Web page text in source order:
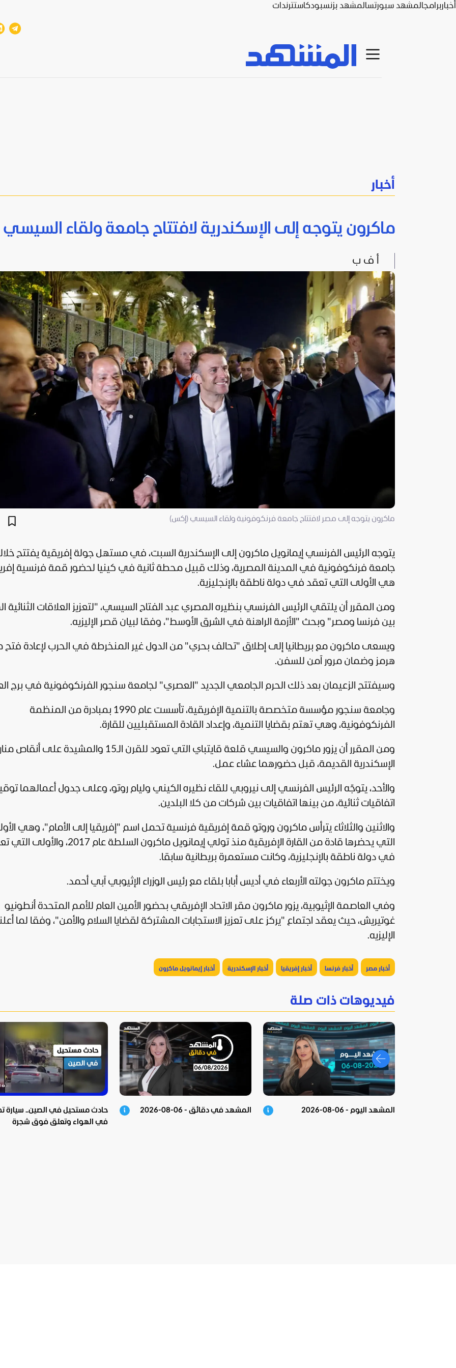
أخباربرامجالمشهد سبورتسالمشهد بزنسبودكاستترندات
أخبار
ماكرون يتوجه إلى الإسكندرية لافتتاح جامعة ولقاء السيسي
أ ف ب
ماكرون يتوجه إلى مصر لافتتاح جامعة فرنكوفونية ولقاء السيسي (إكس)
يتوجه الرئيس الفرنسي إيمانويل ماكرون إلى الإسكندرية السبت، في مستهل جولة إفريقية يفتتح
جامعة فرنكوفونية في المدينة المصرية، وذلك قبيل محطة ثانية في كينيا لحضور قمة فرنسية
هي الأولى التي تعقد في دولة ناطقة بالإنجليزية.
ومن المقرر أن يلتقي الرئيس الفرنسي بنظيره المصري عبد الفتاح السيسي، "لتعزيز العلاقات الثنائية
بين فرنسا ومصر" وبحث "الأزمة الراهنة في الشرق الأوسط"، وفقا لبيان قصر الإليزيه.
ويسعى ماكرون مع بريطانيا إلى إطلاق "تحالف بحري" من الدول غير المنخرطة في الحرب لإعادة
هرمز وضمان مرور آمن للسفن.
وسيفتتح الزعيمان بعد ذلك الحرم الجامعي الجديد "العصري" لجامعة سنجور الفرنكوفونية في برج
وجامعة سنجور مؤسسة متخصصة بالتنمية الإفريقية، تأسست عام 1990 بمبادرة من المنظمة
الفرنكوفونية، وهي تهتم بقضايا التنمية، وإعداد القادة المستقبليين للقارة.
ومن المقرر أن يزور ماكرون والسيسي قلعة قايتباي التي تعود للقرن الـ15 والمشيدة على
الإسكندرية القديمة، قبل حضورهما عشاء عمل.
والأحد، يتوجّه الرئيس الفرنسي إلى نيروبي للقاء نظيره الكيني وليام روتو، وعلى جدول أعمالهما
اتفاقيات ثنائية، من بينها اتفاقيات بين شركات من كلا البلدين.
والاثنين والثلاثاء يترأس ماكرون وروتو قمة إفريقية فرنسية تحمل اسم " إفريقيا إلى الأمام"، وهي
التي يحضرها قادة من القارة الإفريقية منذ تولي إيمانويل ماكرون السلطة عام 2017،
في دولة ناطقة بالإنجليزية، وكانت مستعمرة بريطانية سابقا.
ويختتم ماكرون جولته الأربعاء في أديس أبابا بلقاء مع رئيس الوزراء الإثيوبي آبي أحمد.
وفي العاصمة الإثيوبية، يزور ماكرون مقر الاتحاد الإفريقي بحضور الأمين العام للأمم المتحدة أنطونيو
غوتيريش، حيث يعقد اجتماع "يركز على تعزيز الاستجابات المشتركة لقضايا السلام والأمن"، وفقا لما
الإليزيه.
أخبار مصر أخبار فرنسا أخبار إفريقيا أخبار الإسكندرية أخبار إيمانويل ماكرون
فيديوهات ذات صلة
المشهد اليوم - 06-08-2026 المشهد في دقائق - 06-08-2026
حادث مستحيل في الصين.. سيارة
في الهواء وتعلق فوق شجرة